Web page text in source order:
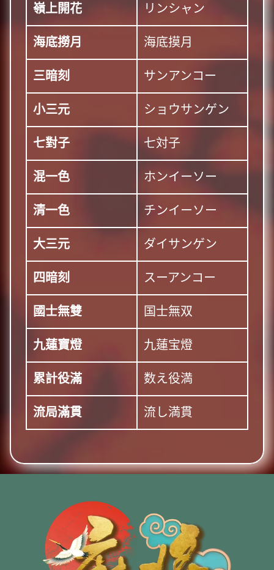
嶺上開花 リンシャン
海底撈月 海底摸月
三暗刻 サンアンコー
小三元 ショウサンゲン
七對子 七対子
混一色 ホンイーソー
清一色 チンイーソー
大三元 ダイサンゲン
四暗刻 スーアンコー
國士無雙 国士無双
九蓮寶燈 九蓮宝燈
累計役滿 数え役満
流局滿貫 流し満貫